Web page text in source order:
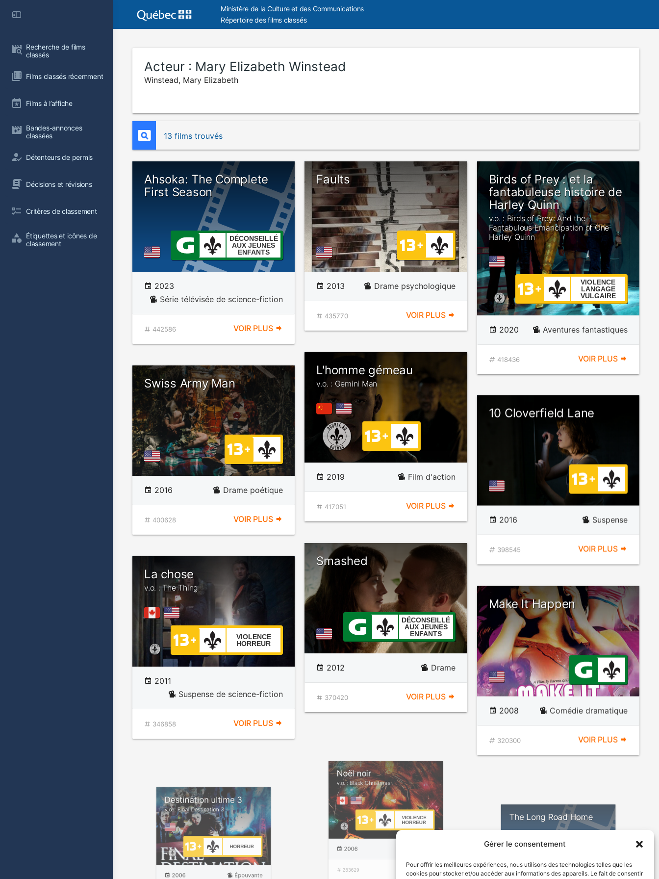
Gérer le consentement
Pour offrir les meilleures expériences, nous utilisons des technologies telles que les
cookies pour stocker et/ou accéder aux informations des appareils. Le fait de consentir
Recherche de films
classés
Films classés récemment
Films à l’affiche
Bandes-annonces
classées
Détenteurs de permis
Décisions et révisions
Critères de classement
Étiquettes et icônes de
classement
Ministère de la Culture et des Communications
Répertoire des films classés
Acteur : Mary Elizabeth Winstead
Winstead, Mary Elizabeth
13 films trouvés
Ahsoka: The Complete
First Season
DÉCONSEILLÉ
AUX JEUNES
ENFANTS
2023
Série télévisée de science-fiction
442586 VOIR PLUS
Faults
2013 Drame psychologique
435770 VOIR PLUS
Birds of Prey : et la
fantabuleuse histoire de
Harley Quinn
v.o. : Birds of Prey: And the
Fantabulous Emancipation of One
Harley Quinn
VIOLENCE
LANGAGE
VULGAIRE
2020 Aventures fantastiques
418436 VOIR PLUS
L'homme gémeau
v.o. : Gemini Man
2019 Film d'action
417051 VOIR PLUS
Swiss Army Man
2016 Drame poétique
400628 VOIR PLUS
10 Cloverfield Lane
2016 Suspense
398545 VOIR PLUS
Smashed
DÉCONSEILLÉ
AUX JEUNES
ENFANTS
2012 Drame
370420 VOIR PLUS
La chose
v.o. : The Thing
VIOLENCE
HORREUR
2011
Suspense de science-fiction
346858 VOIR PLUS
Make It Happen
2008 Comédie dramatique
320300 VOIR PLUS
v.o. : Black Christmas
VIOLENCE
HORREUR
v.o. : Final Destination 3
HORREUR